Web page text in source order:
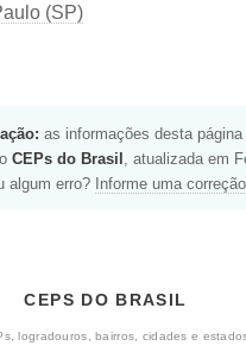
(SP)
as informações desta página
CEPs do Brasil , atualizada em
algum erro? Informe uma correção
CEPS DO BRASIL
logradouros, bairros, cidades e